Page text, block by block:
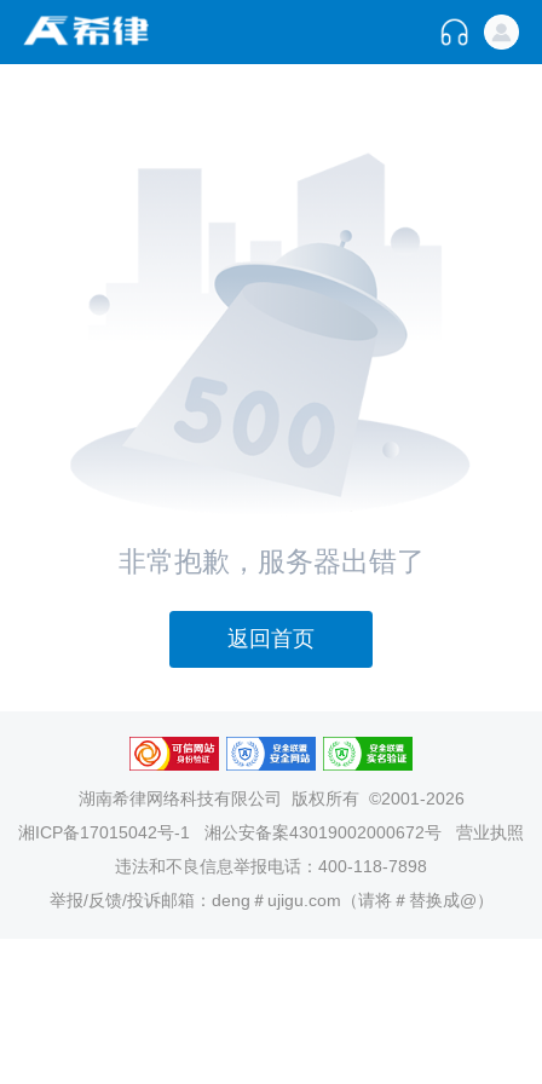
非常抱歉，服务器出错了
返回首页
湖南希律网络科技有限公司
版权所有 ©2001-2026
湘ICP备17015042号-1
湘公安备案43019002000672号
营业执照
违法和不良信息举报电话：400-118-7898
举报/反馈/投诉邮箱：deng＃ujigu.com（请将＃替换成@）